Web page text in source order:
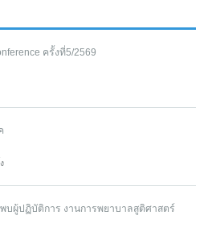
ครั้งที่5/2569
บผู้ปฏิบัติการ งานการพยาบาลสูติศาสตร์